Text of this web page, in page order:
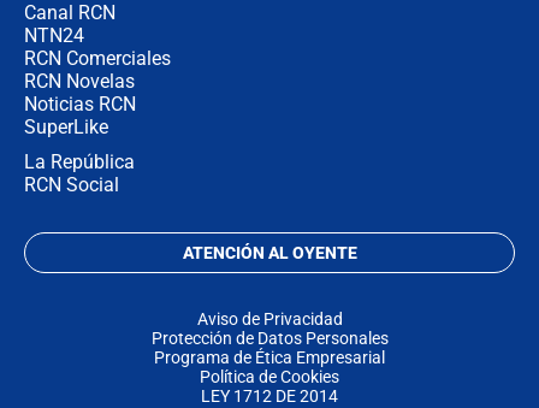
Canal RCN
NTN24
RCN Comerciales
RCN Novelas
Noticias RCN
SuperLike
La República
RCN Social
ATENCIÓN AL OYENTE
Aviso de Privacidad
Protección de Datos Personales
Programa de Ética Empresarial
Política de Cookies
LEY 1712 DE 2014